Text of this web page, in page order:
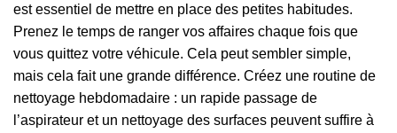
est essentiel de mettre en place des petites habitudes.
Prenez le temps de ranger vos affaires chaque fois que
vous quittez votre véhicule. Cela peut sembler simple,
mais cela fait une grande différence. Créez une routine de
nettoyage hebdomadaire : un rapide passage de
l’aspirateur et un nettoyage des surfaces peuvent suffire à